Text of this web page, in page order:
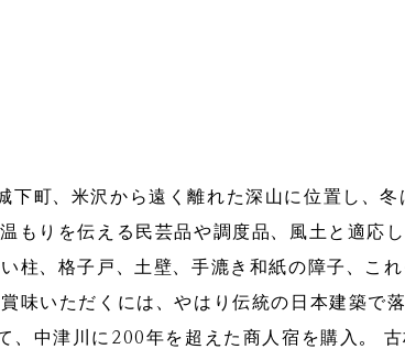
下町、米沢から遠く離れた深山に位置し、冬
もりを伝える民芸品や調度品、風土と適応
柱、格子戸、土壁、手漉き和紙の障子、こ
味いただくには、やはり伝統の日本建築で
、中津川に200年を超えた商人宿を購入。 古